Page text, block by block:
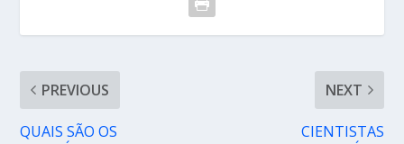
PREVIOUS
QUAIS SÃO OS
NEXT
CIENTISTAS